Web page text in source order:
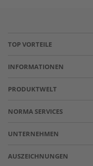
TOP VORTEILE
INFORMATIONEN
PRODUKTWELT
NORMA SERVICES
UNTERNEHMEN
AUSZEICHNUNGEN